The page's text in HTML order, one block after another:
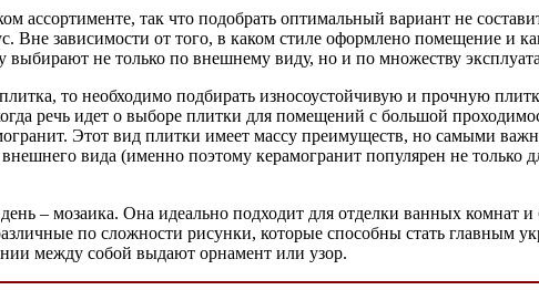
ассортименте, так что подобрать оптимальный вариант не
зависимости от того, в каком стиле оформлено помещение и
не только по внешнему виду, но и по множеству
то необходимо подбирать износоустойчивую и прочную
речь идет о выборе плитки для помещений с большой
Этот вид плитки имеет массу преимуществ, но самыми
вида (именно поэтому керамогранит популярен не только
– мозаика. Она идеально подходит для отделки ванных комнат и
по сложности рисунки, которые способны стать
между собой выдают орнамент или узор.